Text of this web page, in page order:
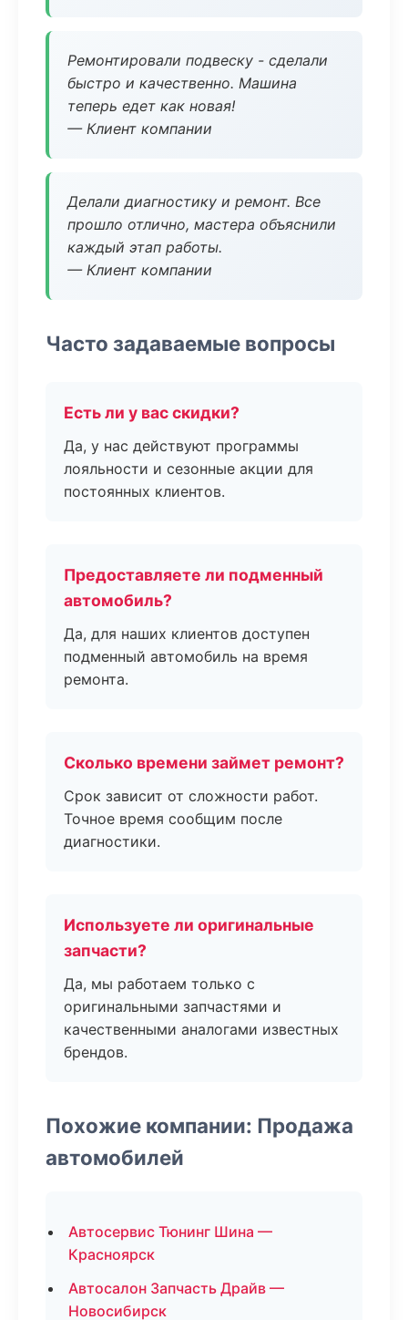
Ремонтировали подвеску - сделали
быстро и качественно. Машина
теперь едет как новая!
— Клиент компании
Делали диагностику и ремонт. Все
прошло отлично, мастера объяснили
каждый этап работы.
— Клиент компании
Часто задаваемые вопросы
Есть ли у вас скидки?
Да, у нас действуют программы
лояльности и сезонные акции для
постоянных клиентов.
Предоставляете ли подменный
автомобиль?
Да, для наших клиентов доступен
подменный автомобиль на время
ремонта.
Сколько времени займет ремонт?
Срок зависит от сложности работ.
Точное время сообщим после
диагностики.
Используете ли оригинальные
запчасти?
Да, мы работаем только с
оригинальными запчастями и
качественными аналогами известных
брендов.
Похожие компании: Продажа
автомобилей
Автосервис Тюнинг Шина —
Красноярск
Автосалон Запчасть Драйв —
Новосибирск